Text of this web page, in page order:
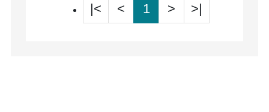
|< < 1 > >|